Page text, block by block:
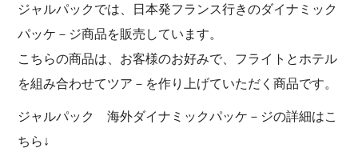
ジャルパックでは、日本発フランス行きのダイナミック
パッケ－ジ商品を販売しています。
こちらの商品は、お客様のお好みで、フライトとホテル
を組み合わせてツア－を作り上げていただく商品です。
ジャルパック 海外ダイナミックパッケ－ジの詳細はこ
ちら↓